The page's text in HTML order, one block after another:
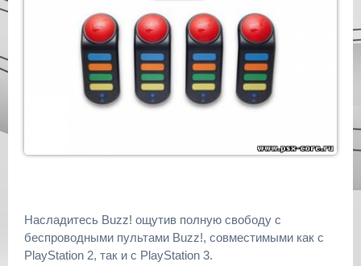
Насладитесь Buzz! ощутив полную свободу с
беспроводными пультами Buzz!, совместимыми как с
PlayStation 2, так и с PlayStation 3.